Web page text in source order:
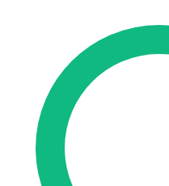
Conseil SEO Étude de Liens
Mentorat SEO
Comment ça marche
Langue
🇪🇸 ES
🇬🇧 EN